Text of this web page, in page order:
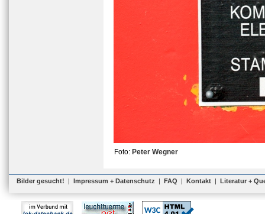
Foto: Peter Wegner
Bilder gesucht! | Impressum + Datenschutz | FAQ | Kontakt | Literatur +